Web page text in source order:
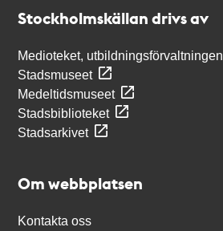
Stockholmskällan drivs av
Medioteket, utbildningsförvaltningen
Stadsmuseet
Medeltidsmuseet
Stadsbiblioteket
Stadsarkivet
Om webbplatsen
Kontakta oss